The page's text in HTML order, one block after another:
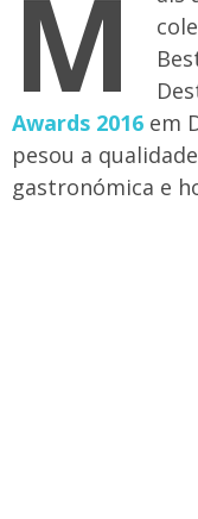
M
Awards 2016 em
pesou a
gastronómica e